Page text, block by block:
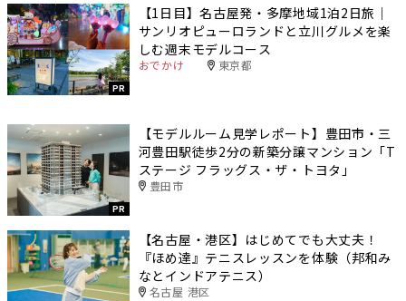
PR
【1日目】名古屋発・多摩地域1泊2日旅｜
サンリオピューロランドと立川グルメを楽
しむ週末モデルコース
おでかけ 東京都
PR
【モデルルーム見学レポート】豊田市・三
河豊田駅徒歩2分の新築分譲マンション「T
ステージ フラッグス・ザ・トヨタ」
豊田市
【名古屋・港区】はじめてでも大丈夫！
『ほめ達』テニスレッスンを体験（邦和み
なとインドアテニス）
名古屋 港区